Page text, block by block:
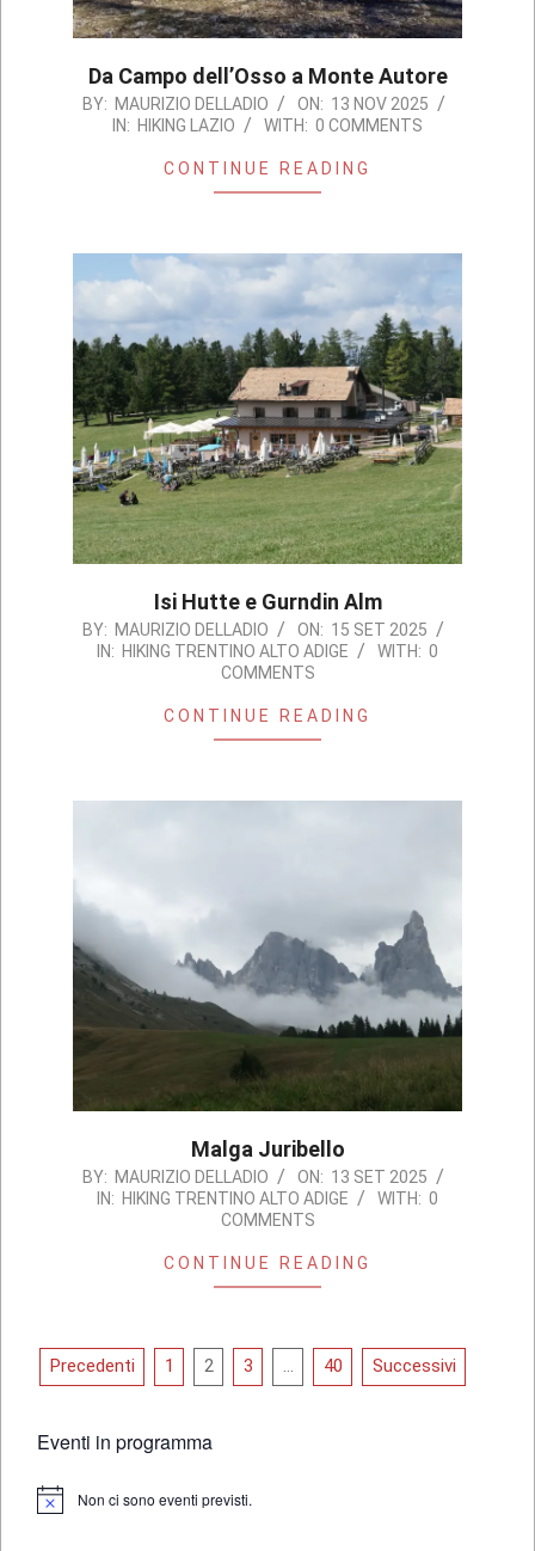
Da Campo dell’Osso a Monte Autore
2025-
BY: MAURIZIO DELLADIO ON: 13 NOV 2025
IN: HIKING LAZIO WITH: 0 COMMENTS
CONTINUE READING
Isi Hutte e Gurndin Alm
2025-
09-
BY: MAURIZIO DELLADIO ON: 15 SET 2025
IN: HIKING TRENTINO ALTO ADIGE WITH: 0
COMMENTS
CONTINUE READING
Malga Juribello
2025-
09-
BY: MAURIZIO DELLADIO ON: 13 SET 2025
IN: HIKING TRENTINO ALTO ADIGE WITH: 0
COMMENTS
CONTINUE READING
Paginazione
articoli
Precedenti 1 2 3 … 40 Successivi
Eventi in programma
Notice Non ci sono eventi previsti.